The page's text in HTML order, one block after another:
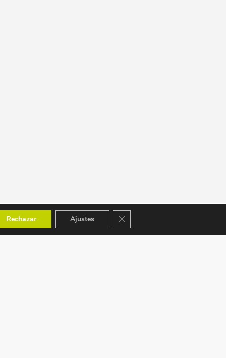
Rechazar Ajustes Cerrar el banner de cookies RGPD